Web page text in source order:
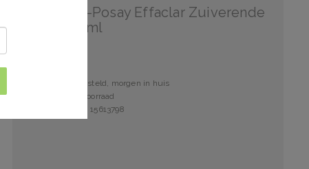
La Roche-Posay Effaclar Zuiverende
Gel - 400ml
Voor 15:00 besteld, morgen in huis
10 stuks op voorraad
Artikelnummer: 15613798